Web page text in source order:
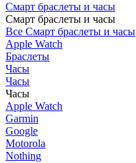
Смарт браслеты и часы
Смарт браслеты и часы
Все Смарт браслеты и часы
Apple Watch
Браслеты
Часы
Часы
Часы
Apple Watch
Garmin
Google
Motorola
Nothing